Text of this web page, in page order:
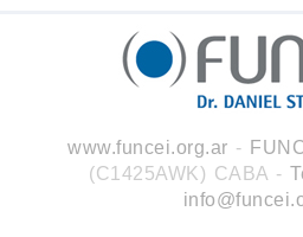
www.funcei.org.ar -
(C1425AWK) CABA -